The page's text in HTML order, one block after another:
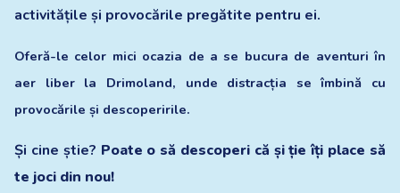
activitățile și provocările pregătite pentru ei.
Oferă-le celor mici ocazia de a se bucura de aventuri în
aer liber la
Drimoland, unde distracția se îmbină cu
provocările și descoperirile.
Și cine știe? Poate o să descoperi că și ție îți place să
te joci din nou!